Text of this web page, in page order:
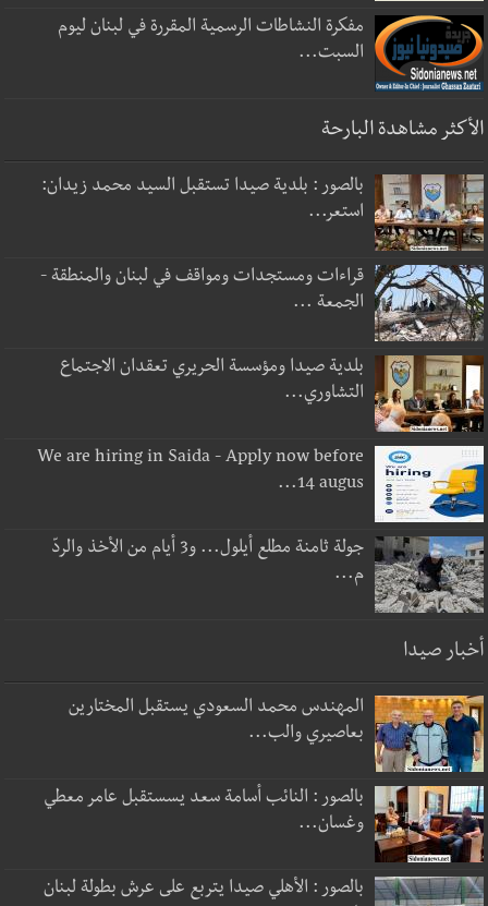
مفكرة النشاطات الرسمية المقررة في لبنان ليوم
السبت...
الأكثر مشاهدة البارحة
بالصور : بلدية صيدا تستقبل السيد محمد زيدان:
استعر...
قراءات ومستجدات ومواقف في لبنان والمنطقة -
الجمعة ...
بلدية صيدا ومؤسسة الحريري تعقدان الاجتماع
التشاوري...
We are hiring in Saida - Apply now before
14 augus...
جولة ثامنة مطلع أيلول... و3 أيام من الأخذ والردّ
م...
أخبار صيدا
المهندس محمد السعودي يستقبل المختارين
بعاصيري والب...
بالصور : النائب أسامة سعد يسستقبل عامر معطي
وغسان...
بالصور : الأهلي صيدا يتربع على عرش بطولة لبنان